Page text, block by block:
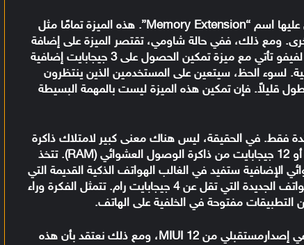
وجد أحد المسربين في كود مصدر MIUI 12 ميزة يطلق عليها اسم “Memory Extension”. هذه الميزة تمامًا مثل
ومع ذلك، ففي حالة شاومي، تقتصر الميزة على إضافة
1 جيجابايت فقط. الغالبية العظمى من الهواتف الرائدة لفيفو تأتي مع ميزة تمكين الحصول على 3 جيجابايت إضافية
لسوء الحظ، سيتعين على المستخدمين الذين ينتظرون
أطول قليلاً. فإن تمكين هذه الميزة ليست بالمهمة البسيطة
فقط. في الحقيقة، ليس هناك معنى كبير لامتلاك ذاكرة
وصول عشوائي افتراضية في هاتف بسعة 8 جيجابايت أو 12 جيجابايت من ذاكرة الوصول العشوائي (RAM). تتخذ
الإضافية ستفيد في الغالب الهواتف الذكية القديمة التي
تأتي بسعة ذاكرة وصول عشوائي منخفضة، أو حتى الهواتف الجديدة التي تقل عن 4 جيجابايت رام. تتمثل الفكرة وراء
التطبيقات مفتوحة في الخلفية على الهاتف.
قد تقوم شاومي بتطبيق ميزة Memory extension في إصدارمستقبلي من MIUI 12، ومع ذلك نعتقد بأن هذه